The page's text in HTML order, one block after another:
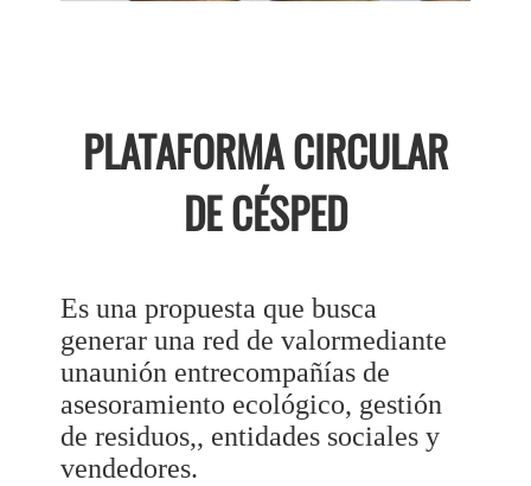
PLATAFORMA CIRCULAR
DE CÉSPED
Es una propuesta que busca
generar una red de valormediante
unaunión entrecompañías de
asesoramiento ecológico, gestión
de residuos,, entidades sociales y
vendedores.